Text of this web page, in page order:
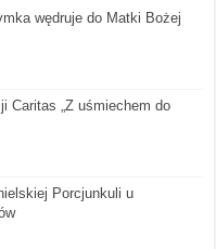
wędruje do Matki Bożej
Caritas „Z uśmiechem do
Porcjunkuli u